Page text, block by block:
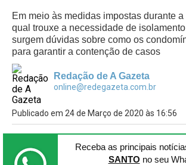
Em meio às medidas impostas durante
qual trouxe a necessidade de
surgem dúvidas sobre como os
para garantir a contenção de casos
Redação de A Gazeta
online@redegazeta.com.br
Publicado em 24 de Março de 2020 às 16:56
Receba as principais
SANTO no seu